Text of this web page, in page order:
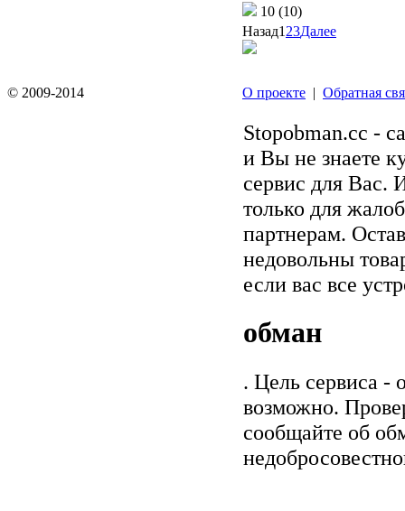
10 (10)
Назад1 23Далее
© 2009-2014 О проекте | Обратная
Stopobman.cc -
и Вы не знаете
сервис для Вас.
только для
партнерам.
недовольны
если вас все
обман
. Цель сервиса -
возможно.
сообщайте об